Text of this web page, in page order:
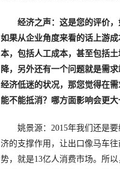
经济之声：这是您的评价
如果从企业角度来看的话上游
本，包括人工成本，甚至包括
降，另外还有一个问题就是需
经济低迷的状况，那您觉得在
能不能抵消？哪方面影响会更大
姚景源：2015年我们还是要
济的支撑作用，让出口像马车
势，就是13亿人消费市场。所